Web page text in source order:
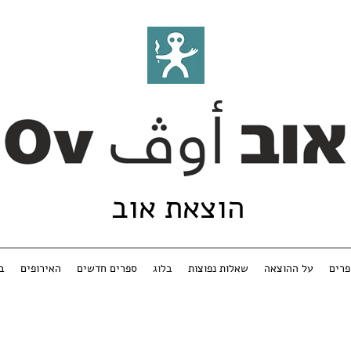
הוצאת אוב
האירופים ספרים חדשים בלוג שאלות נפוצות על ההוצאה